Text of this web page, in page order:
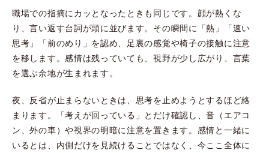
職場での指摘にカッとなったときも同じです。顔が熱くな
り、言い返す台詞が頭に並びます。その瞬間に「熱」「速い
思考」「前のめり」を認め、足裏の感覚や椅子の接触に注意
を移します。感情は残っていても、視野が少し広がり、言葉
を選ぶ余地が生まれます。
夜、反省が止まらないときは、思考を止めようとするほど絡
まります。「考えが回っている」とだけ確認し、音（エアコ
ン、外の車）や視界の明暗に注意を置きます。感情と一緒に
いるとは、内側だけを見続けることではなく、今ここ全体に